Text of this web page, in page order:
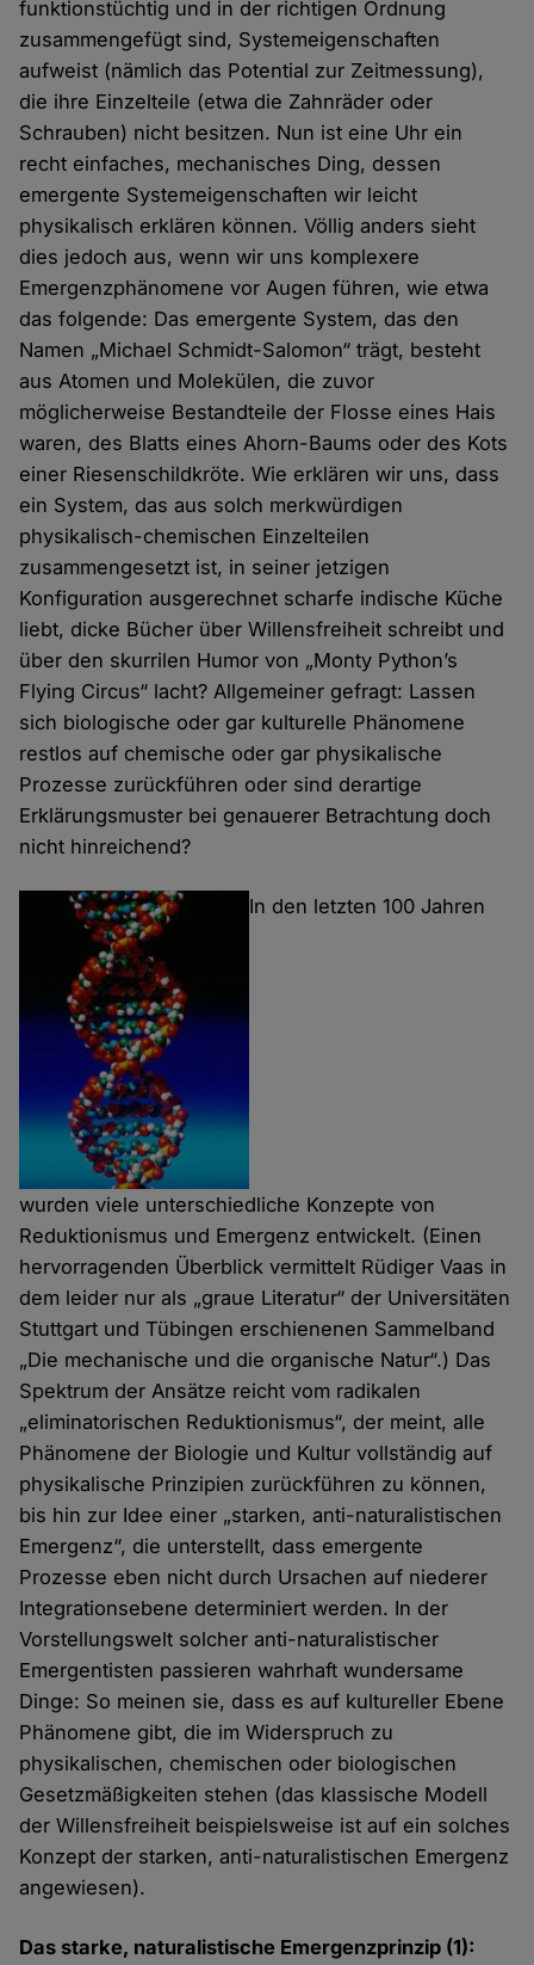
funktionstüchtig und in der richtigen Ordnung
zusammengefügt sind, Systemeigenschaften
aufweist (nämlich das Potential zur Zeitmessung),
die ihre Einzelteile (etwa die Zahnräder oder
Schrauben) nicht besitzen. Nun ist eine Uhr ein
recht einfaches, mechanisches Ding, dessen
emergente Systemeigenschaften wir leicht
physikalisch erklären können. Völlig anders sieht
dies jedoch aus, wenn wir uns komplexere
Emergenzphänomene vor Augen führen, wie etwa
das folgende: Das emergente System, das den
Namen „Michael Schmidt-Salomon“ trägt, besteht
aus Atomen und Molekülen, die zuvor
möglicherweise Bestandteile der Flosse eines Hais
waren, des Blatts eines Ahorn-Baums oder des Kots
einer Riesenschildkröte. Wie erklären wir uns, dass
ein System, das aus solch merkwürdigen
physikalisch-chemischen Einzelteilen
zusammengesetzt ist, in seiner jetzigen
Konfiguration ausgerechnet scharfe indische Küche
liebt, dicke Bücher über Willensfreiheit schreibt und
über den skurrilen Humor von „Monty Python’s
Flying Circus“ lacht? Allgemeiner gefragt: Lassen
sich biologische oder gar kulturelle Phänomene
restlos auf chemische oder gar physikalische
Prozesse zurückführen oder sind derartige
Erklärungsmuster bei genauerer Betrachtung doch
nicht hinreichend?
In den letzten 100 Jahren
wurden viele unterschiedliche Konzepte von
Reduktionismus und Emergenz entwickelt. (Einen
hervorragenden Überblick vermittelt Rüdiger Vaas in
dem leider nur als „graue Literatur“ der Universitäten
Stuttgart und Tübingen erschienenen Sammelband
„Die mechanische und die organische Natur“.) Das
Spektrum der Ansätze reicht vom radikalen
„eliminatorischen Reduktionismus“, der meint, alle
Phänomene der Biologie und Kultur vollständig auf
physikalische Prinzipien zurückführen zu können,
bis hin zur Idee einer „starken, anti-naturalistischen
Emergenz“, die unterstellt, dass emergente
Prozesse eben nicht durch Ursachen auf niederer
Integrationsebene determiniert werden. In der
Vorstellungswelt solcher anti-naturalistischer
Emergentisten passieren wahrhaft wundersame
Dinge: So meinen sie, dass es auf kultureller Ebene
Phänomene gibt, die im Widerspruch zu
physikalischen, chemischen oder biologischen
Gesetzmäßigkeiten stehen (das klassische Modell
der Willensfreiheit beispielsweise ist auf ein solches
Konzept der starken, anti-naturalistischen Emergenz
angewiesen).
Das starke, naturalistische Emergenzprinzip (1):